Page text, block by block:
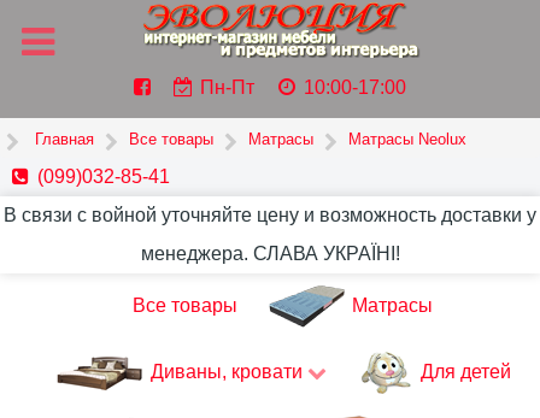
Пн-Пт 10:00-17:00
Главная Все товары Матрасы Матрасы Neolux
(099)032-85-41
В связи с войной уточняйте цену и возможность доставки у
менеджера. СЛАВА УКРАЇНІ!
Все товары Матрасы
Диваны, кровати Для детей